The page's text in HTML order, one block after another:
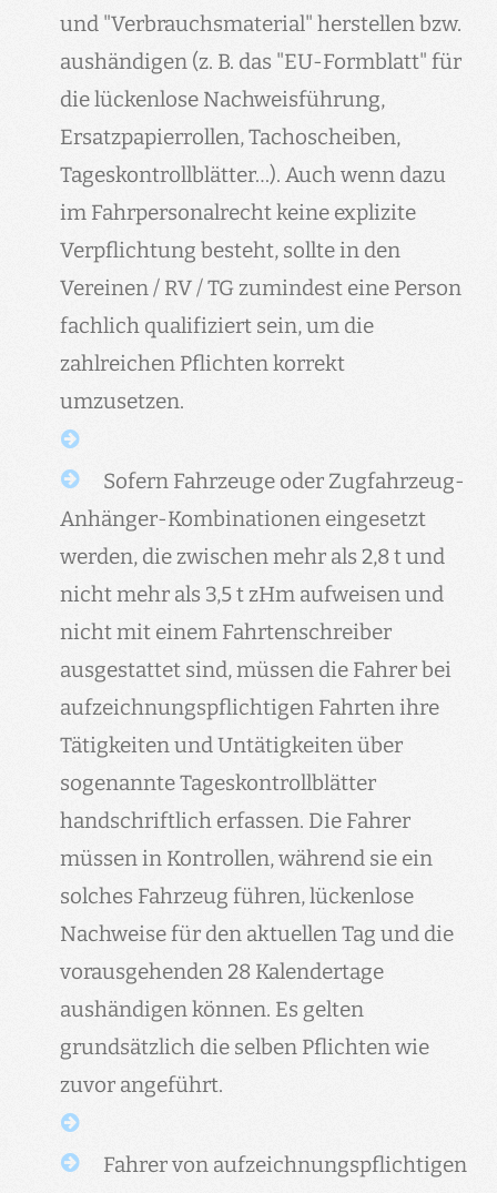
und "Verbrauchsmaterial" herstellen bzw.
aushändigen (z. B. das "EU-Formblatt" für
die lückenlose Nachweisführung,
Ersatzpapierrollen, Tachoscheiben,
Tageskontrollblätter…). Auch wenn dazu
im Fahrpersonalrecht keine explizite
Verpflichtung besteht, sollte in den
Vereinen / RV / TG zumindest eine Person
fachlich qualifiziert sein, um die
zahlreichen Pflichten korrekt
umzusetzen.
Sofern Fahrzeuge oder Zugfahrzeug-
Anhänger-Kombinationen eingesetzt
werden, die zwischen mehr als 2,8 t und
nicht mehr als 3,5 t zHm aufweisen und
nicht mit einem Fahrtenschreiber
ausgestattet sind, müssen die Fahrer bei
aufzeichnungspflichtigen Fahrten ihre
Tätigkeiten und Untätigkeiten über
sogenannte Tageskontrollblätter
handschriftlich erfassen. Die Fahrer
müssen in Kontrollen, während sie ein
solches Fahrzeug führen, lückenlose
Nachweise für den aktuellen Tag und die
vorausgehenden 28 Kalendertage
aushändigen können. Es gelten
grundsätzlich die selben Pflichten wie
zuvor angeführt.
Fahrer von aufzeichnungspflichtigen